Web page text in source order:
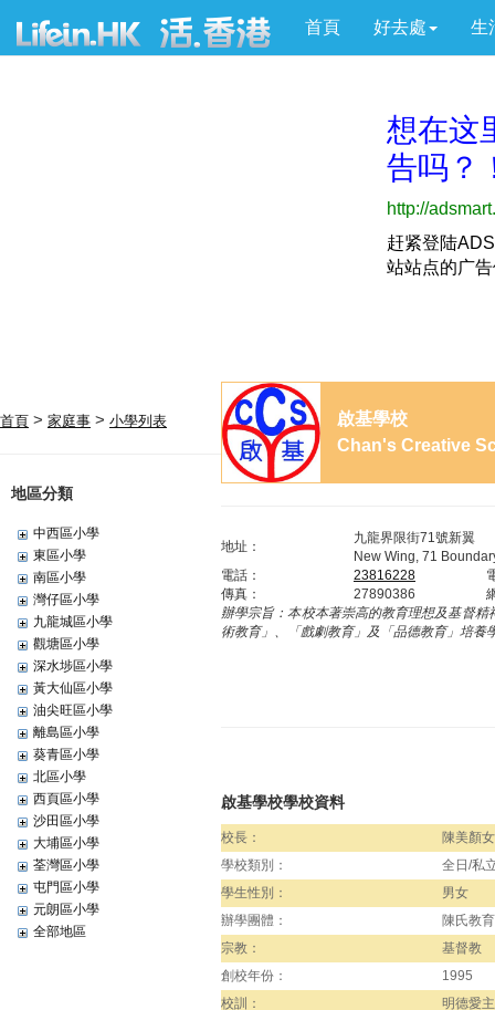
首頁 好去處 生
首頁 > 家庭事 > 小學列表
地區分類
中西區小學
東區小學
南區小學
灣仔區小學
九龍城區小學
觀塘區小學
深水埗區小學
黃大仙區小學
油尖旺區小學
離島區小學
葵青區小學
北區小學
西頁區小學
沙田區小學
大埔區小學
荃灣區小學
屯門區小學
元朗區小學
全部地區
啟基學校
Chan's Creative
地址：
九龍界限街71號新翼
New Wing, 71
電話：
23816228
傳真：
27890386
辦學宗旨：本校本著崇高的教育理想及基督
術教育」、「戲劇教育」及「品德教育」培
啟基學校學校資料
校長：
陳美顏
學校類別：
全日/私
學生性別：
男女
辦學團體：
陳氏教
宗教：
基督教
創校年份：
1995
校訓：
明德愛